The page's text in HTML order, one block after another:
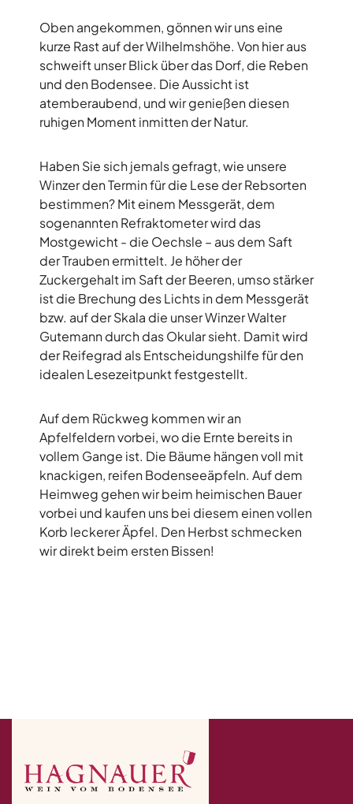
Oben angekommen, gönnen wir uns eine
kurze Rast auf der Wilhelmshöhe. Von hier aus
schweift unser Blick über das Dorf, die Reben
und den Bodensee. Die Aussicht ist
atemberaubend, und wir genießen diesen
ruhigen Moment inmitten der Natur.
Haben Sie sich jemals gefragt, wie unsere
Winzer den Termin für die Lese der Rebsorten
bestimmen? Mit einem Messgerät, dem
sogenannten Refraktometer wird das
Mostgewicht - die Oechsle – aus dem Saft
der Trauben ermittelt. Je höher der
Zuckergehalt im Saft der Beeren, umso stärker
ist die Brechung des Lichts in dem Messgerät
bzw. auf der Skala die unser Winzer Walter
Gutemann durch das Okular sieht. Damit wird
der Reifegrad als Entscheidungshilfe für den
idealen Lesezeitpunkt festgestellt.
Auf dem Rückweg kommen wir an
Apfelfeldern vorbei, wo die Ernte bereits in
vollem Gange ist. Die Bäume hängen voll mit
knackigen, reifen Bodenseeäpfeln. Auf dem
Heimweg gehen wir beim heimischen Bauer
vorbei und kaufen uns bei diesem einen vollen
Korb leckerer Äpfel. Den Herbst schmecken
wir direkt beim ersten Bissen!